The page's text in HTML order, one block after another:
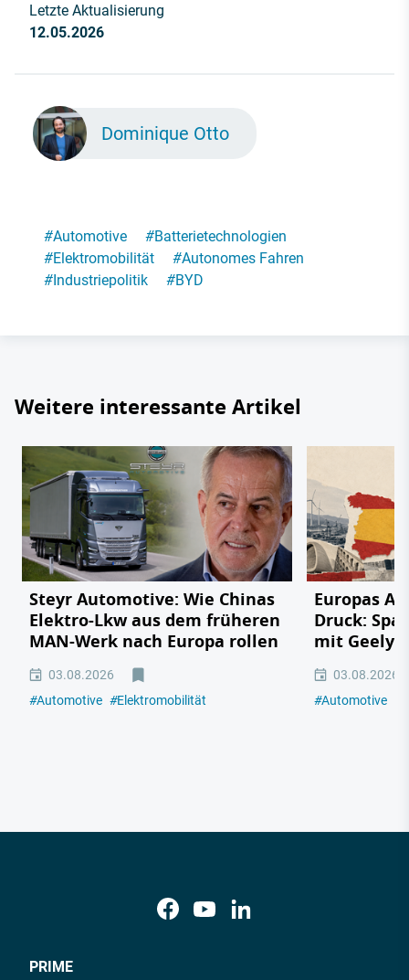
Letzte Aktualisierung
12.05.2026
Dominique Otto
#Automotive #Batterietechnologien
#Elektromobilität #Autonomes Fahren
#Industriepolitik #BYD
Weitere interessante Artikel
Steyr Automotive: Wie Chinas
Elektro-Lkw aus dem früheren
MAN-Werk nach Europa rollen
03.08.2026
#Automotive #Elektromobilität
Europas
Druck:
mit Geely,
03.08.2026
#Automotive
PRIME